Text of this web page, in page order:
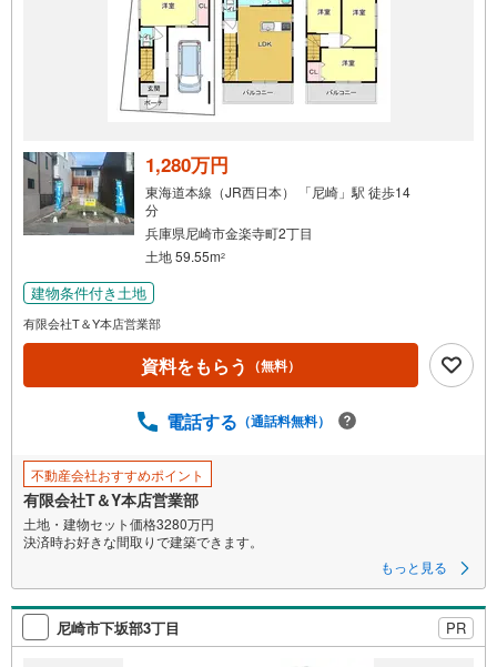
1,280万円
東海道本線（JR西日本） 「尼崎」駅 徒歩14
分
兵庫県尼崎市金楽寺町2丁目
土地 59.55m2
建物条件付き土地
有限会社T＆Y本店営業部
資料をもらう （無料）
電話する （通話料無料）
不動産会社おすすめポイント
有限会社T＆Y本店営業部
土地・建物セット価格3280万円
決済時お好きな間取りで建築できます。
もっと見る
尼崎市下坂部3丁目 PR